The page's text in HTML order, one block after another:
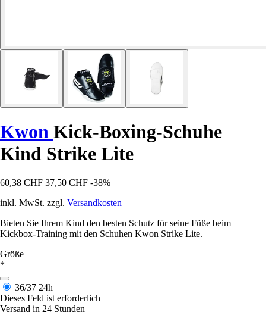
Kwon Kick-Boxing-Schuhe
Kind Strike Lite
60,38 CHF 37,50 CHF -38%
inkl. MwSt. zzgl. Versandkosten
Bieten Sie Ihrem Kind den besten Schutz für seine Füße beim
Kickbox-Training mit den Schuhen Kwon Strike Lite.
Größe
*
36/37 24h
Dieses Feld ist erforderlich
Versand in 24 Stunden